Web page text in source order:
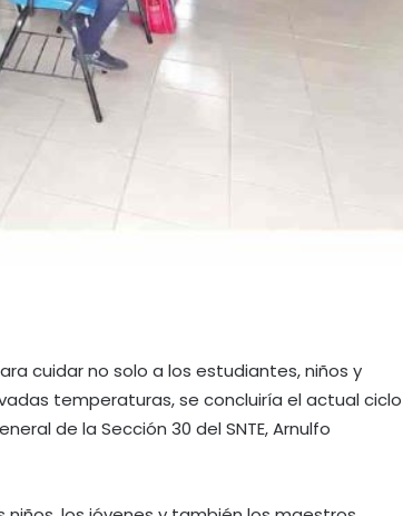
cuidar no solo a los estudiantes, niños y
temperaturas, se concluiría el actual ciclo
de la Sección 30 del SNTE, Arnulfo